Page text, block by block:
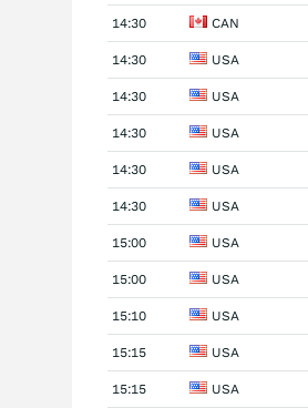
14:30 CAN
14:30 USA
14:30 USA
14:30 USA
14:30 USA
14:30 USA
15:00 USA
15:00 USA
15:10 USA
15:15 USA
15:15 USA